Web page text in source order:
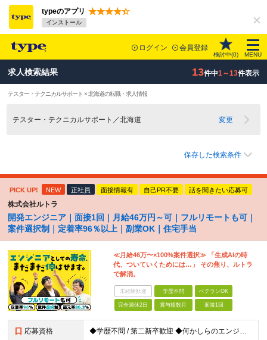
typeのアプリ
インストール
ログイン 会員登録
検討中(0) MENU
求人検索結果 13件中1～13件表示
テスター・テクニカルサポート × 北海道の転職・求人情報
テスター・テクニカルサポート／北海道 変更
保存した検索条件
PICK UP! NEW 正社員 面接情報有 自己PR不要 話を聞きたい応募可
株式会社ルトラ
開発エンジニア｜面接1回｜月給46万円～可｜フルリモートも可｜
案件選択制｜定着率96％以上｜副業OK｜住宅手当
≪月給46万〜×100%案件選択≫ 「生成AIの時
代、ついていくためには…」 その焦り、ルトラ
で解消。
未経験歓迎 学歴不問 ベテランOK
完全週休2日 賞与複数月 面接1回
応募資格 ◆学歴不問 / 第二新卒歓迎 ◆何かしらのエンジニア経験をお持ちの方 （言語・期間・フェーズ不問） 経験浅めの方も遠慮なくご応募ください！ ■入社前Q＆A ────── ◎実力に見合った報酬が手に